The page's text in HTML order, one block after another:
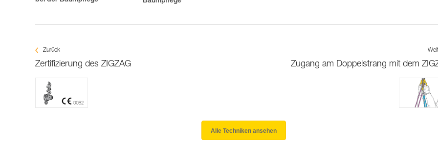
Zurück
Zertifizierung des ZIGZAG Zugang am Doppelstrang mit dem
Alle Techniken ansehen